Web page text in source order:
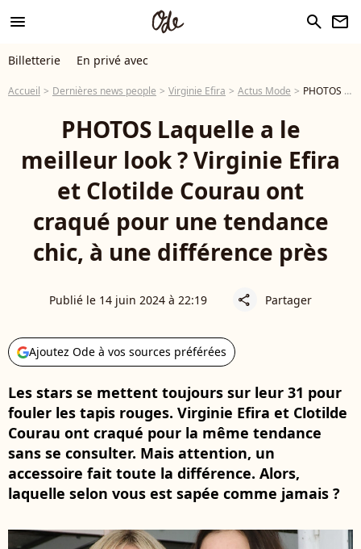
menu search newsletter
Billetterie En privé avec
Accueil Dernières news people Virginie Efira Actus Mode PHOTOS Laquelle a le meilleur look ? Virginie Efira et Clotilde Courau ont craqué pour une tendance chic, à une différence près
PHOTOS Laquelle a le
meilleur look ? Virginie Efira
et Clotilde Courau ont
craqué pour une tendance
chic, à une différence près
Publié le 14 juin 2024 à 22:19 share Partager
Ajoutez Ode à vos sources préférées
Les stars se mettent toujours sur leur 31 pour
fouler les tapis rouges. Virginie Efira et Clotilde
Courau ont craqué pour la même tendance
sans se consulter. Mais attention, un
accessoire fait toute la différence. Alors,
laquelle selon vous est sapée comme jamais ?